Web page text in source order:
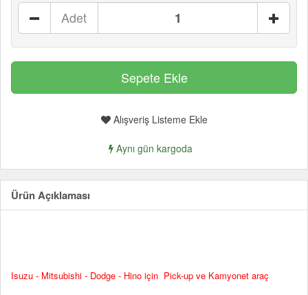
Adet
Alışveriş Listeme Ekle
Aynı gün kargoda
Ürün Açıklaması
Isuzu - Mitsubishi - Dodge - Hino için Pick-up ve Kamyonet araç